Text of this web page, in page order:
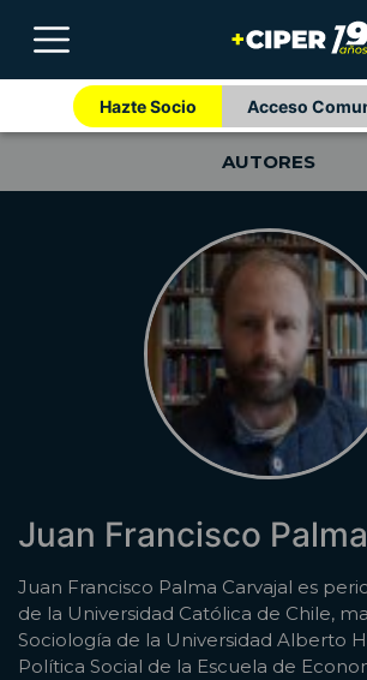
Hazte Socio Acceso
AUTORES
Juan Francisco
Juan Francisco Palma Carvajal es
de la Universidad Católica de Chile,
Sociología de la Universidad Alberto
Política Social de la Escuela de